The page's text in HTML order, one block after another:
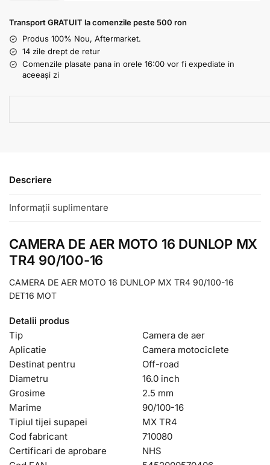
Transport GRATUIT la comenzile peste 500 ron
Produs 100% Nou, Aftermarket.
14 zile drept de retur
Comenzile plasate pana in orele 16:00 vor fi expediate in
aceeași zi
Descriere
Informații suplimentare
CAMERA DE AER MOTO 16 DUNLOP MX
TR4 90/100-16
CAMERA DE AER MOTO 16 DUNLOP MX TR4 90/100-16
DET16 MOT
Detalii produs
Tip
Camera de aer
Aplicatie
Camera motociclete
Destinat pentru
Off-road
Diametru
16.0 inch
Grosime
2.5 mm
Marime
90/100-16
Tipiul tijei supapei
MX TR4
Cod fabricant
710080
Certificari de aprobare
NHS